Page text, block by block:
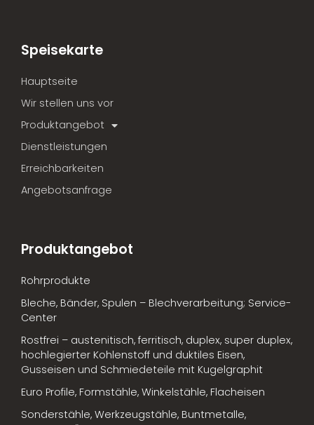
Speisekarte
Hauptseite
Wir stellen uns vor
Produktangebot
Dienstleistungen
Erreichbarkeiten
Angebotsanfrage
Produktangebot
Rohrprodukte
Bleche, Bänder, Spulen – Blechverarbeitung; Service-
Center
Rostfrei – austenitisch, ferritisch, duplex, super duplex,
hochlegierter Kohlenstoff und duktiles Eisen,
Gusseisen und Schmiedeteile mit Kugelgraphit
Euro Profile, Formstähle, Winkelstähle, Flacheisen
Sonderstähle, Werkzeugstähle, Buntmetalle,